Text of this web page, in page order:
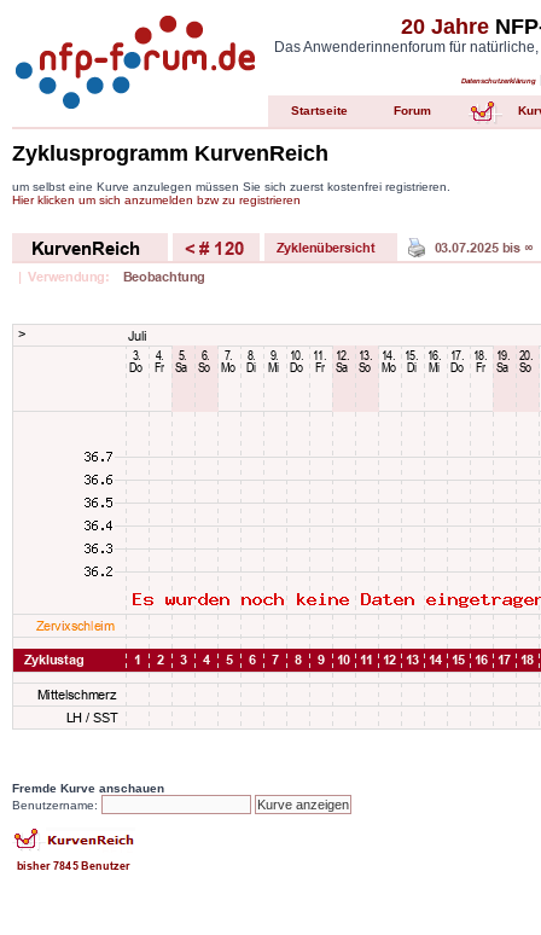
20 Jahre
Das Anwenderinnenforum für
Datenschutzerklärung
Startseite Forum
Zyklusprogramm KurvenReich
um selbst eine Kurve anzulegen müssen Sie sich zuerst kostenfrei registrieren.
Hier klicken um sich anzumelden bzw zu registrieren
Fremde Kurve anschauen
Benutzername: